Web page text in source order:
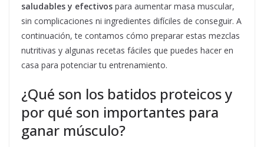
saludables y efectivos para aumentar masa muscular,
sin complicaciones ni ingredientes difíciles de conseguir. A
continuación, te contamos cómo preparar estas mezclas
nutritivas y algunas recetas fáciles que puedes hacer en
casa para potenciar tu entrenamiento.
¿Qué son los batidos proteicos y
por qué son importantes para
ganar músculo?